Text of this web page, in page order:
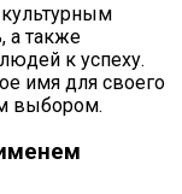
а также
к успеху.
имя для своего
выбором.